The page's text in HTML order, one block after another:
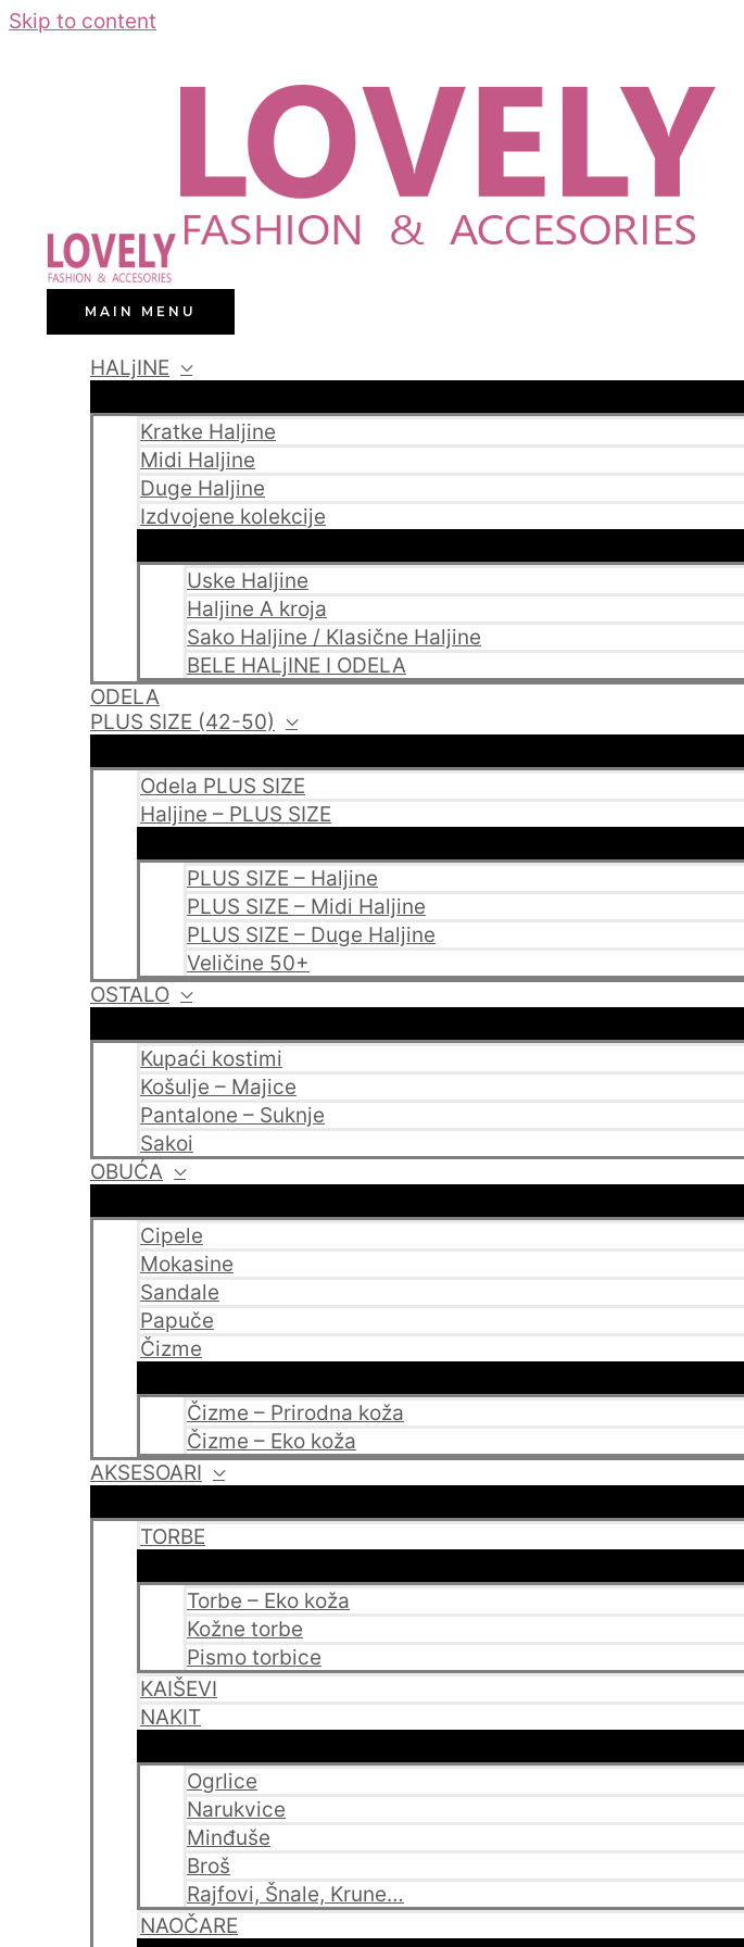
Skip to content
MAIN MENU
HALjINE
Kratke Haljine
Midi Haljine
Duge Haljine
Izdvojene kolekcije
Uske Haljine
Haljine A kroja
Sako Haljine / Klasične Haljine
BELE HALjINE I ODELA
ODELA
PLUS SIZE (42-50)
Odela PLUS SIZE
Haljine – PLUS SIZE
PLUS SIZE – Haljine
PLUS SIZE – Midi Haljine
PLUS SIZE – Duge Haljine
Veličine 50+
OSTALO
Kupaći kostimi
Košulje – Majice
Pantalone – Suknje
Sakoi
OBUĆA
Cipele
Mokasine
Sandale
Papuče
Čizme
Čizme – Prirodna koža
Čizme – Eko koža
AKSESOARI
TORBE
Torbe – Eko koža
Kožne torbe
Pismo torbice
KAIŠEVI
NAKIT
Ogrlice
Narukvice
Minđuše
Broš
Rajfovi, Šnale, Krune…
NAOČARE